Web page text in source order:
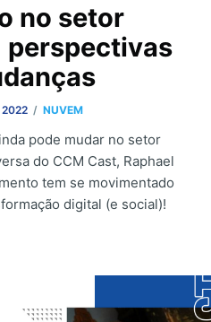
no setor
2022 / NUVEM
pode mudar no setor
do CCM Cast, Raphael
tem se movimentado
digital (e social)!